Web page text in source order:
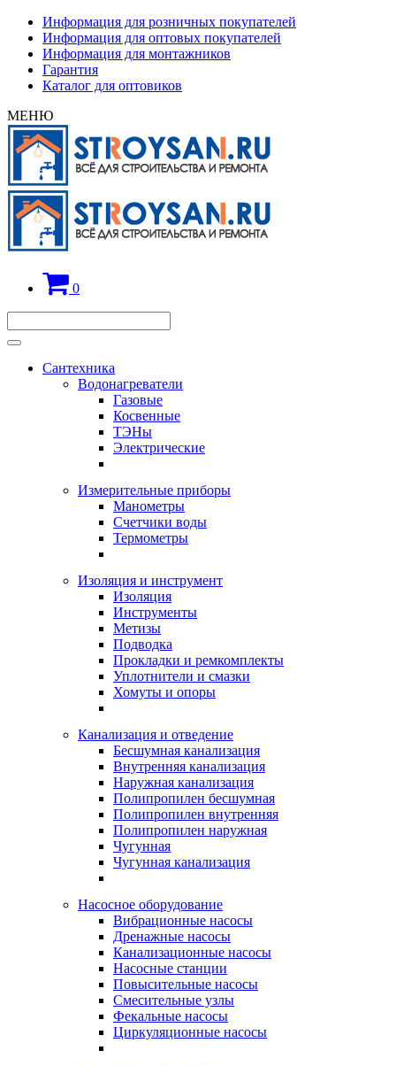
Информация для розничных покупателей
Информация для оптовых покупателей
Информация для монтажников
Гарантия
Каталог для оптовиков
МЕНЮ
0
Сантехника
Водонагреватели
Газовые
Косвенные
ТЭНы
Электрические
Измерительные приборы
Манометры
Счетчики воды
Термометры
Изоляция и инструмент
Изоляция
Инструменты
Метизы
Подводка
Прокладки и ремкомплекты
Уплотнители и смазки
Хомуты и опоры
Канализация и отведение
Бесшумная канализация
Внутренняя канализация
Наружная канализация
Полипропилен бесшумная
Полипропилен внутренняя
Полипропилен наружная
Чугунная
Чугунная канализация
Насосное оборудование
Вибрационные насосы
Дренажные насосы
Канализационные насосы
Насосные станции
Повысительные насосы
Смесительные узлы
Фекальные насосы
Циркуляционные насосы